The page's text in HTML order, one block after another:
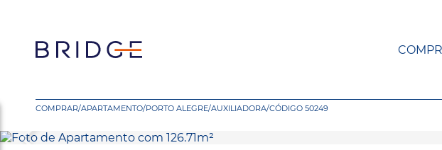
COMPRAR/APARTAMENTO/PORTO ALEGRE/AUXILIADORA/CÓDIGO 50249